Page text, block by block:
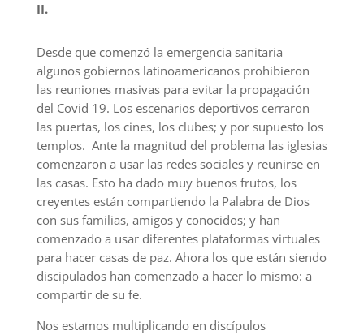
II.
Desde que comenzó la emergencia sanitaria
algunosgobiernos latinoamericanosprohibieron
las reuniones masivas para evitar la propagación
del Covid 19. Los escenarios deportivos cerraron
las puertas, los cines, los clubes; y por supuesto los
templos. Ante la magnitud del problema las iglesias
comenzaron a usar las redes sociales y reunirse en
lascasas. Esto ha dado muy buenos frutos, los
creyentes están compartiendo la Palabra de Dios
con susfamilias, amigos y conocidos; y han
comenzado a usar diferentes plataformas virtuales
para hacer casas de paz. Ahora los que están siendo
discipulados han comenzado a hacer lo mismo: a
compartir de su fe.
Nos estamos multiplicando en discípulos